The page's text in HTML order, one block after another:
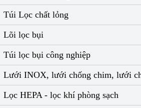
Túi Lọc chất lỏng
Lõi lọc bụi
Túi lọc bụi công nghiệp
Lưới INOX, lưới chống chim, lưới
Lọc HEPA - lọc khí phòng sạch